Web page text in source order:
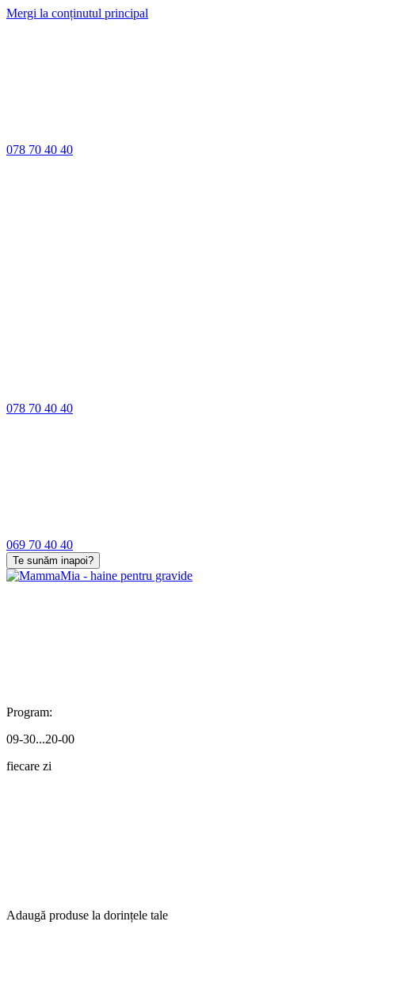
Mergi la conținutul principal
078 70 40 40
078 70 40 40
069 70 40 40
Te sunăm inapoi?
Program:
09-30...20-00
fiecare zi
Adaugă produse la dorințele tale